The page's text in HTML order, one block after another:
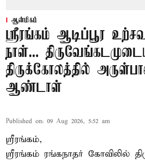
ஆன்மிகம்
ஸ்ரீரங்கம் ஆடிப்பூர
நாள்...
திருக்கோலத்தில்
ஆண்டாள்
Published on: 09 Aug 2026, 5:52 am
ஸ்ரீரங்கம்,
ஸ்ரீரங்கம் ரங்கநாதர் கோவிலில்